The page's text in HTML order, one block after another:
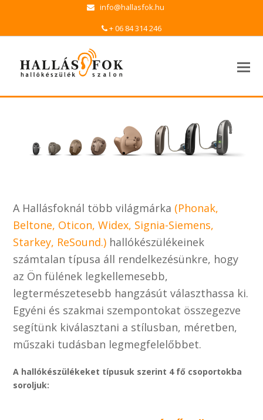
info@hallasfok.hu
+ 06 84 314 246
A Hallásfoknál több világmárka (Phonak,
Beltone, Oticon, Widex, Signia-Siemens,
Starkey, ReSound.) hallókészülékeinek
számtalan típusa áll rendelkezésünkre, hogy
az Ön fülének legkellemesebb,
legtermészetesebb hangzásút választhassa ki.
Egyéni és szakmai szempontokat összegezve
segítünk kiválasztani a stílusban, méretben,
műszaki tudásban legmegfelelőbbet.
A hallókészülékeket típusuk szerint 4 fő csoportokba
soroljuk: